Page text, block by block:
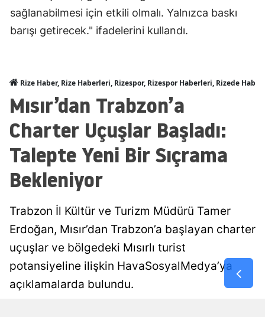
sağlanabilmesi için etkili olmalı. Yalnızca baskı
barışı getirecek." ifadelerini kullandı.
Rize Haber, Rize Haberleri, Rizespor, Rizespor Haberleri, Rizede
Mısır’dan Trabzon’a
Charter Uçuşlar Başladı:
Talepte Yeni Bir Sıçrama
Bekleniyor
Trabzon İl Kültür ve Turizm Müdürü Tamer
Erdoğan, Mısır’dan Trabzon’a başlayan charter
uçuşlar ve bölgedeki Mısırlı turist
potansiyeline ilişkin HavaSosyalMedya’ya
açıklamalarda bulundu.